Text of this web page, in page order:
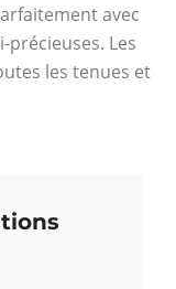
avec
Les
les tenues et